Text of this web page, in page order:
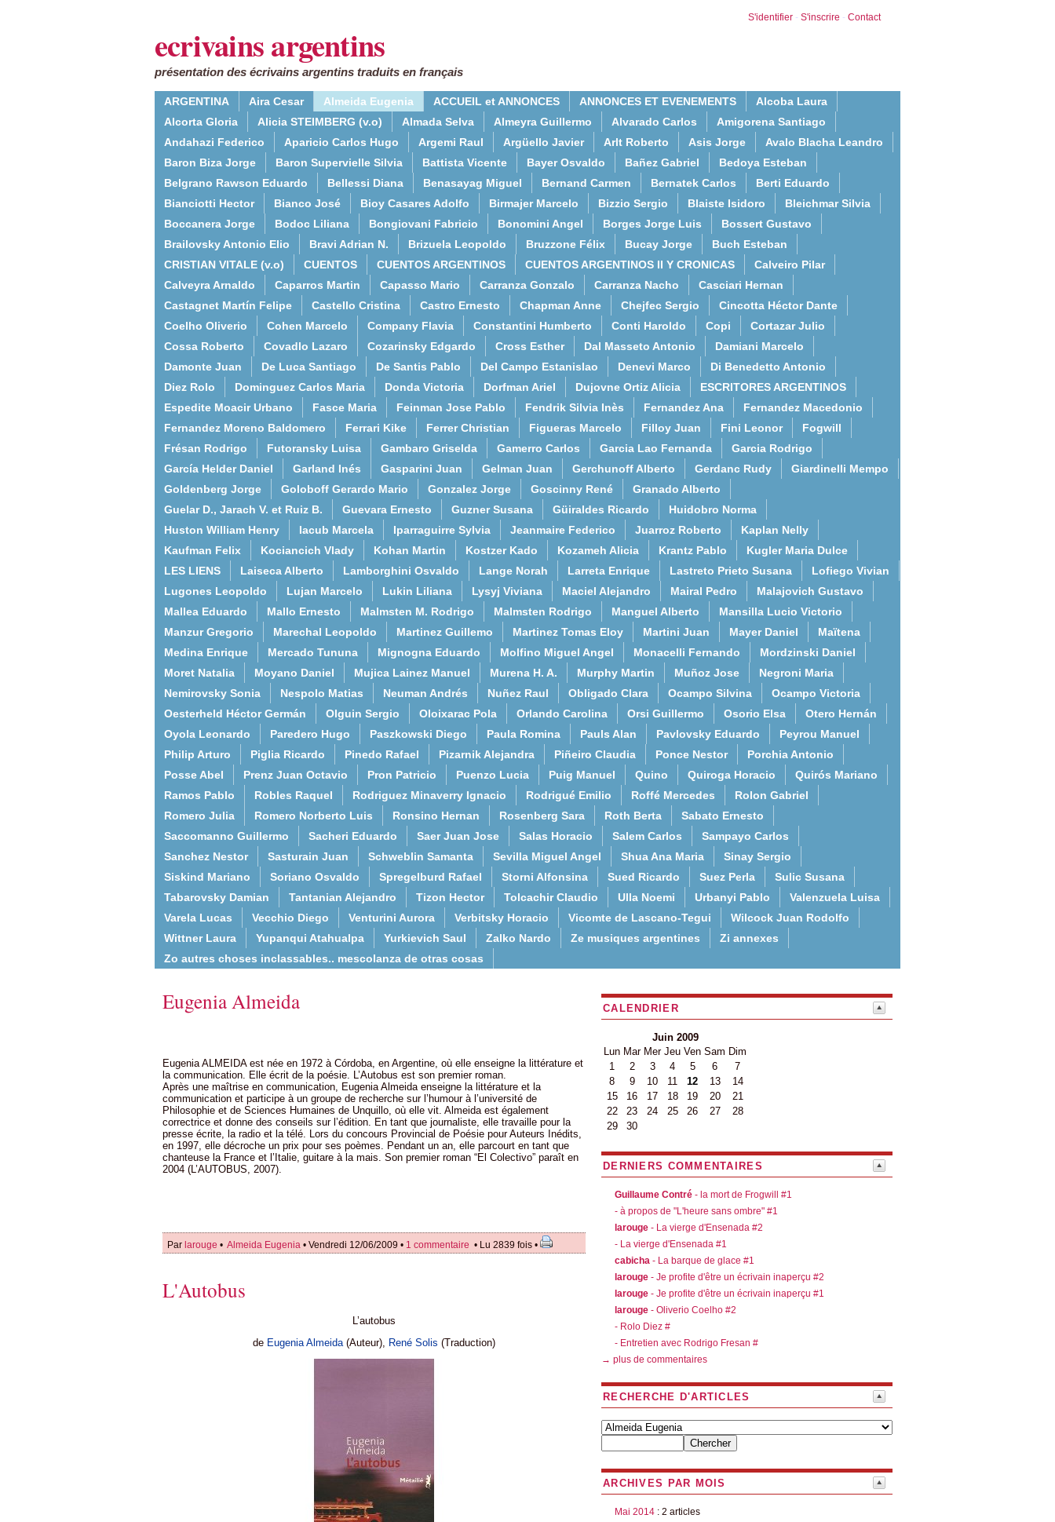
S'identifier - S'inscrire - Contact
ecrivains argentins
présentation des écrivains argentins traduits en français
ARGENTINA Aira Cesar Almeida Eugenia ACCUEIL et ANNONCES ANNONCES ET EVENEMENTS
Alcoba Laura
Alcorta Gloria
Alicia STEIMBERG (v.o) Almada Selva Almeyra Guillermo Alvarado Carlos
Amigorena Santiago
Andahazi Federico
Aparicio Carlos Hugo Argemi Raul Argüello Javier Arlt Roberto Asis Jorge
Avalo Blacha Leandro
Baron Biza Jorge
Baron Supervielle Silvia Battista Vicente Bayer Osvaldo Bañez Gabriel
Bedoya Esteban
Belgrano Rawson Eduardo
Bellessi Diana Benasayag Miguel Bernand Carmen Bernatek Carlos
Berti Eduardo
Bianciotti Hector
Bianco José Bioy Casares Adolfo Birmajer Marcelo Bizzio Sergio Blaiste Isidoro
Bleichmar Silvia
Boccanera Jorge
Bodoc Liliana Bongiovani Fabricio Bonomini Angel Borges Jorge Luis
Bossert Gustavo
Brailovsky Antonio Elio
Bravi Adrian N. Brizuela Leopoldo Bruzzone Félix Bucay Jorge
Buch Esteban
CRISTIAN VITALE (v.o)
CUENTOS CUENTOS ARGENTINOS CUENTOS ARGENTINOS II Y CRONICAS
Calveiro Pilar
Calveyra Arnaldo
Caparros Martin Capasso Mario Carranza Gonzalo Carranza Nacho
Casciari Hernan
Castagnet Martín Felipe
Castello Cristina Castro Ernesto Chapman Anne Chejfec Sergio
Cincotta Héctor Dante
Coelho Oliverio
Cohen Marcelo Company Flavia Constantini Humberto Conti Haroldo Copi
Cortazar Julio
Cossa Roberto
Covadlo Lazaro Cozarinsky Edgardo Cross Esther Dal Masseto Antonio
Damiani Marcelo
Damonte Juan
De Luca Santiago De Santis Pablo Del Campo Estanislao Denevi Marco
Di Benedetto Antonio
Diez Rolo
Dominguez Carlos Maria Donda Victoria Dorfman Ariel Dujovne Ortiz Alicia
ESCRITORES ARGENTINOS
Espedite Moacir Urbano
Fasce Maria Feinman Jose Pablo Fendrik Silvia Inès Fernandez Ana
Fernandez Macedonio
Fernandez Moreno Baldomero
Ferrari Kike Ferrer Christian Figueras Marcelo Filloy Juan Fini Leonor
Fogwill
Frésan Rodrigo
Futoransky Luisa Gambaro Griselda Gamerro Carlos Garcia Lao Fernanda
Garcia Rodrigo
García Helder Daniel
Garland Inés Gasparini Juan Gelman Juan Gerchunoff Alberto Gerdanc Rudy
Giardinelli Mempo
Goldenberg Jorge
Goloboff Gerardo Mario Gonzalez Jorge Goscinny René
Granado Alberto
Guelar D., Jarach V. et Ruiz B.
Guevara Ernesto Guzner Susana Güiraldes Ricardo
Huidobro Norma
Huston William Henry
Iacub Marcela Iparraguirre Sylvia Jeanmaire Federico Juarroz Roberto
Kaplan Nelly
Kaufman Felix
Kociancich Vlady Kohan Martin Kostzer Kado Kozameh Alicia Krantz Pablo
Kugler Maria Dulce
LES LIENS
Laiseca Alberto Lamborghini Osvaldo Lange Norah Larreta Enrique Lastreto Prieto Susana
Lofiego Vivian
Lugones Leopoldo
Lujan Marcelo Lukin Liliana Lysyj Viviana Maciel Alejandro Mairal Pedro
Malajovich Gustavo
Mallea Eduardo
Mallo Ernesto Malmsten M. Rodrigo Malmsten Rodrigo Manguel Alberto
Mansilla Lucio Victorio
Manzur Gregorio
Marechal Leopoldo Martinez Guillemo Martinez Tomas Eloy Martini Juan Mayer Daniel
Maïtena
Medina Enrique
Mercado Tununa Mignogna Eduardo Molfino Miguel Angel Monacelli Fernando
Mordzinski Daniel
Moret Natalia
Moyano Daniel Mujica Lainez Manuel Murena H. A. Murphy Martin Muñoz Jose
Negroni Maria
Nemirovsky Sonia
Nespolo Matias Neuman Andrés Nuñez Raul Obligado Clara Ocampo Silvina
Ocampo Victoria
Oesterheld Héctor Germán
Olguin Sergio Oloixarac Pola Orlando Carolina Orsi Guillermo Osorio Elsa
Otero Hernán
Oyola Leonardo
Paredero Hugo Paszkowski Diego Paula Romina Pauls Alan Pavlovsky Eduardo
Peyrou Manuel
Philip Arturo
Piglia Ricardo Pinedo Rafael Pizarnik Alejandra Piñeiro Claudia Ponce Nestor
Porchia Antonio
Posse Abel
Prenz Juan Octavio Pron Patricio Puenzo Lucia Puig Manuel Quino Quiroga Horacio
Quirós Mariano
Ramos Pablo
Robles Raquel Rodriguez Minaverry Ignacio Rodrigué Emilio Roffé Mercedes
Rolon Gabriel
Romero Julia
Romero Norberto Luis Ronsino Hernan Rosenberg Sara Roth Berta
Sabato Ernesto
Saccomanno Guillermo
Sacheri Eduardo Saer Juan Jose Salas Horacio Salem Carlos
Sampayo Carlos
Sanchez Nestor
Sasturain Juan Schweblin Samanta Sevilla Miguel Angel Shua Ana Maria
Sinay Sergio
Siskind Mariano
Soriano Osvaldo Spregelburd Rafael Storni Alfonsina Sued Ricardo Suez Perla
Sulic Susana
Tabarovsky Damian
Tantanian Alejandro Tizon Hector Tolcachir Claudio Ulla Noemi Urbanyi Pablo
Valenzuela Luisa
Varela Lucas
Vecchio Diego Venturini Aurora Verbitsky Horacio Vicomte de Lascano-Tegui
Wilcock Juan Rodolfo
Wittner Laura
Yupanqui Atahualpa Yurkievich Saul Zalko Nardo Ze musiques argentines
Zi annexes
Zo autres choses inclassables.. mescolanza de otras cosas
Eugenia Almeida
Eugenia ALMEIDA est née en 1972 à Córdoba, en Argentine, où elle enseigne la littérature et
la communication. Elle écrit de la poésie. L’Autobus est son premier roman.
Après une maîtrise en communication, Eugenia Almeida enseigne la littérature et la
communication et participe à un groupe de recherche sur l’humour à l’université de
Philosophie et de Sciences Humaines de Unquillo, où elle vit. Almeida est également
correctrice et donne des conseils sur l’édition. En tant que journaliste, elle travaille pour la
presse écrite, la radio et la télé. Lors du concours Provincial de Poésie pour Auteurs Inédits,
en 1997, elle décroche un prix pour ses poèmes. Pendant un an, elle parcourt en tant que
chanteuse la France et l’Italie, guitare à la mais. Son premier roman “El Colectivo” paraît en
2004 (L’AUTOBUS, 2007).
Par larouge • Almeida Eugenia • Vendredi 12/06/2009 • 1 commentaire • Lu 2839 fois •
L'Autobus
L’autobus
de Eugenia Almeida (Auteur), René Solis (Traduction)
CALENDRIER
Juin 2009
Lun Mar Mer Jeu Ven Sam Dim
1
2 3 4 5 6
7
8
9 10 11 12 13
14
15
16 17 18 19 20
21
22
23 24 25 26 27
28
29
30
DERNIERS COMMENTAIRES
Guillaume Contré - la mort de Frogwill #1
- à propos de "L'heure sans ombre" #1
larouge - La vierge d'Ensenada #2
- La vierge d'Ensenada #1
cabicha - La barque de glace #1
larouge - Je profite d'être un écrivain inaperçu #2
larouge - Je profite d'être un écrivain inaperçu #1
larouge - Oliverio Coelho #2
- Rolo Diez #
- Entretien avec Rodrigo Fresan #
→ plus de commentaires
RECHERCHE D'ARTICLES
ARCHIVES PAR MOIS
Mai 2014 : 2 articles